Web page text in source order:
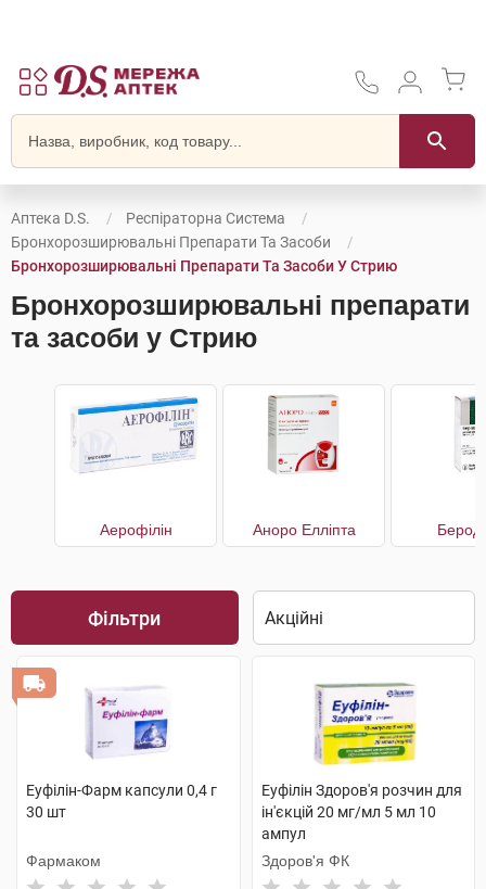
Аптека D.S.
Респіраторна Система
Бронхорозширювальні Препарати Та Засоби
Бронхорозширювальні Препарати Та Засоби У Стрию
Бронхорозширювальні препарати
та засоби у Стрию
Аерофілін Аноро Елліпта
Фільтри
Еуфілін-Фарм капсули 0,4 г
30 шт
Фармаком
Еуфілін Здоров'я розчин для
ін'єкцій 20 мг/мл 5 мл 10
ампул
Здоров'я ФК